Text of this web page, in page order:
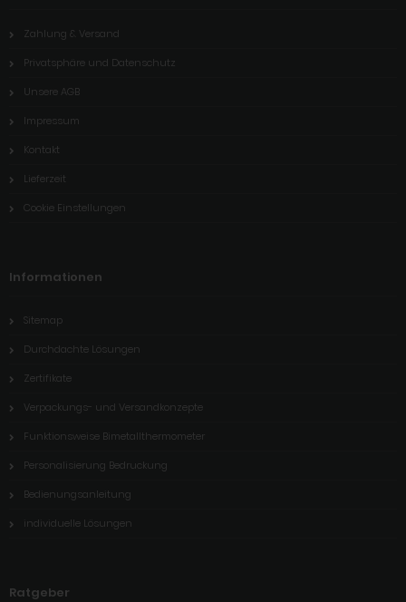
Zahlung & Versand
Privatsphäre und Datenschutz
Unsere AGB
Impressum
Kontakt
Lieferzeit
Cookie Einstellungen
Informationen
Sitemap
Durchdachte Lösungen
Zertifikate
Verpackungs- und Versandkonzepte
Funktionsweise Bimetallthermometer
Personalisierung Bedruckung
Bedienungsanleitung
individuelle Lösungen
Ratgeber